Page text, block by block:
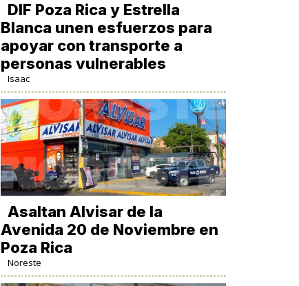
DIF Poza Rica y Estrella
Blanca unen esfuerzos para
apoyar con transporte a
personas vulnerables
Isaac
Asaltan Alvisar de la
Avenida 20 de Noviembre en
Poza Rica
Noreste